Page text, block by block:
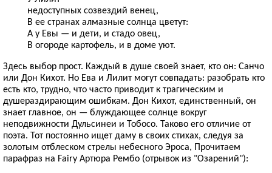
недоступных созвездий венец,
В ее странах алмазные солнца цветут:
А у Евы — и дети, и стадо овец,
В огороде картофель, и в доме уют.
Здесь выбор прост. Каждый в душе своей знает, кто он: Санчо
или Дон Кихот. Но Ева и Лилит могут совпадать: разобрать кто
есть кто, трудно, что часто приводит к трагическим и
душераздирающим ошибкам. Дон Кихот, единственный, он
знает главное, он — блуждающее солнце вокруг
неподвижности Дульсинеи и Тобосо. Таково его отличие от
поэта. Тот постоянно ищет даму в своих стихах, следуя за
золотым отблеском стрелы небесного Эроса, Прочитаем
парафраз на Fairy Артюра Рембо (отрывок из "Озарений"):